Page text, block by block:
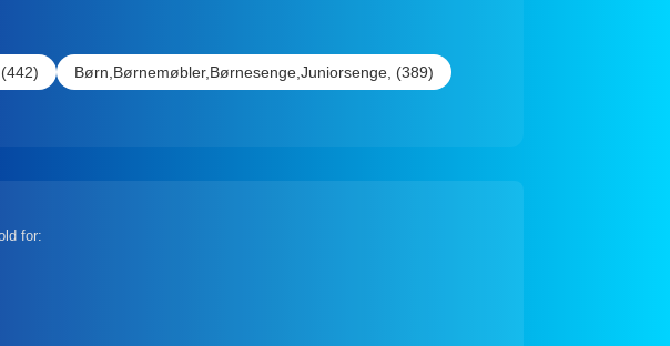
Børn,Børnemøbler,Børnesenge,Juniorsenge, (389)
for: